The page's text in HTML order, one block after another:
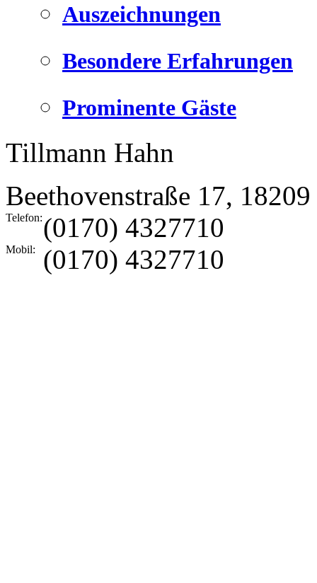
Auszeichnungen
Besondere Erfahrungen
Prominente Gäste
Tillmann Hahn
Beethovenstraße 17, 18209
Telefon:(0170) 4327710
Mobil: (0170) 4327710